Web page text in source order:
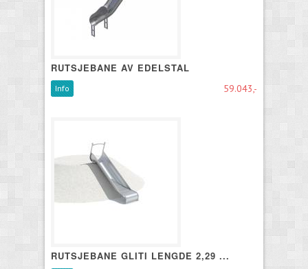
RUTSJEBANE AV EDELSTAL
59.043,-
Info
RUTSJEBANE GLITI LENGDE 2,29 ...